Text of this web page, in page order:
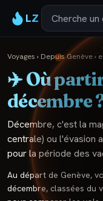
LZ
Voyages › DepuisGenève›
✈️ Où
décembre
Décembre, c'est la
centrale) ou l'évasion
pour la période des
Au départ de Genève,
décembre, classées du